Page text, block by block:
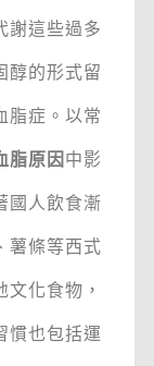
謝這些過多
醇的形式留
脂症。以常
脂原因 中影
國人飲食漸
薯條等西式
化食物，
慣也包括運